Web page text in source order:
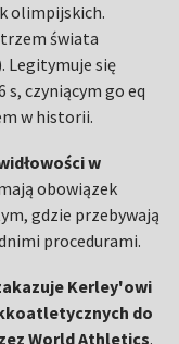
olimpijskich.
świata
Legitymuje się
czyniącym go eq
w historii.
w
obowiązek
gdzie przebywają
procedurami.
Kerley'owi
do
World Athletics.